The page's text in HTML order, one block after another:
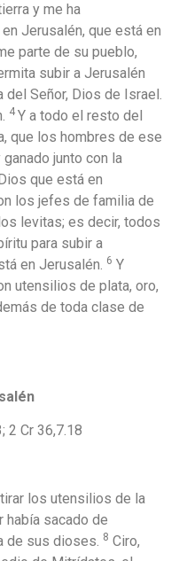
y me ha
Jerusalén, que está en
parte de su pueblo,
subir a Jerusalén
del Señor, Dios de Israel.
4 Y a todo el resto del
que los hombres de ese
junto con la
que está en
los jefes de familia de
levitas; es decir, todos
para subir a
en Jerusalén. 6 Y
utensilios de plata, oro,
de toda clase de
2 Cr 36,7.18
los utensilios de la
había sacado de
de sus dioses. 8 Ciro,